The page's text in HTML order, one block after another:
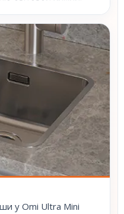
у Omi Ultra Mini